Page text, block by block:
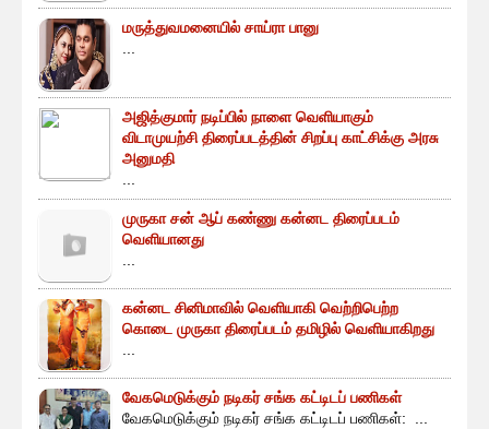
மருத்துவமனையில் சாய்ரா பானு
...
அஜித்குமார் நடிப்பில் நாளை வெளியாகும்
விடாமுயற்சி திரைப்படத்தின் சிறப்பு காட்சிக்கு அரசு
அனுமதி
...
முருகா சன் ஆப் கண்ணு கன்னட திரைப்படம்
வெளியானது
...
கன்னட சினிமாவில் வெளியாகி வெற்றிபெற்ற
கொடை முருகா திரைப்படம் தமிழில் வெளியாகிறது
...
வேகமெடுக்கும் நடிகர் சங்க கட்டிடப் பணிகள்
வேகமெடுக்கும் நடிகர் சங்க கட்டிடப் பணிகள்: ...